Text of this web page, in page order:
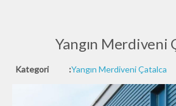
Yangın Merdiveni
Kategori :Yangın Merdiveni Çatalca